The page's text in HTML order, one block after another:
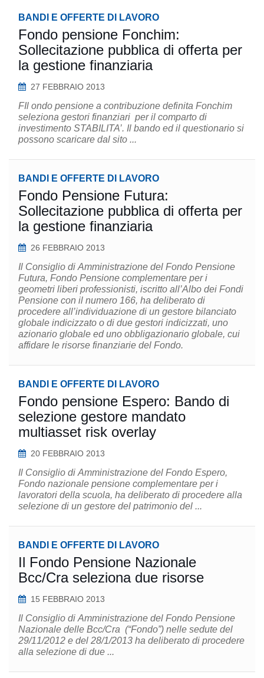
BANDI E OFFERTE DI LAVORO
Fondo pensione Fonchim:
Sollecitazione pubblica di offerta per
la gestione finanziaria
27 FEBBRAIO 2013
FIl ondo pensione a contribuzione definita Fonchim
seleziona gestori finanziari per il comparto di
investimento STABILITA’. Il bando ed il questionario si
possono scaricare dal sito ...
BANDI E OFFERTE DI LAVORO
Fondo Pensione Futura:
Sollecitazione pubblica di offerta per
la gestione finanziaria
26 FEBBRAIO 2013
Il Consiglio di Amministrazione del Fondo Pensione
Futura, Fondo Pensione complementare per i
geometri liberi professionisti, iscritto all’Albo dei Fondi
Pensione con il numero 166, ha deliberato di
procedere all’individuazione di un gestore bilanciato
globale indicizzato o di due gestori indicizzati, uno
azionario globale ed uno obbligazionario globale, cui
affidare le risorse finanziarie del Fondo.
BANDI E OFFERTE DI LAVORO
Fondo pensione Espero: Bando di
selezione gestore mandato
multiasset risk overlay
20 FEBBRAIO 2013
Il Consiglio di Amministrazione del Fondo Espero,
Fondo nazionale pensione complementare per i
lavoratori della scuola, ha deliberato di procedere alla
selezione di un gestore del patrimonio del ...
BANDI E OFFERTE DI LAVORO
Il Fondo Pensione Nazionale
Bcc/Cra seleziona due risorse
15 FEBBRAIO 2013
Il Consiglio di Amministrazione del Fondo Pensione
Nazionale delle Bcc/Cra (“Fondo”) nelle sedute del
29/11/2012 e del 28/1/2013 ha deliberato di procedere
alla selezione di due ...